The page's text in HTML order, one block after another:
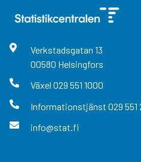
Verkstadsgatan 13
00580 Helsingfors
Växel 029 551 1000
Informationstjänst 029 551
info@stat.fi